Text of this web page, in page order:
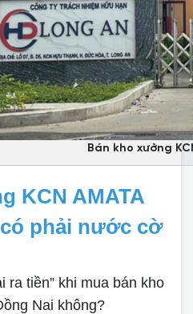
Bán kho xưởng
KCN AMATA
phải nước cờ
ra tiền” khi mua bán kho
Nai không?